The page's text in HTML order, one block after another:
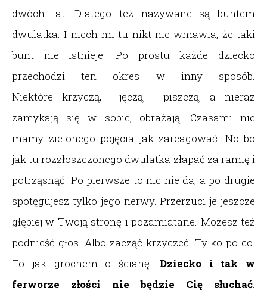
dwóch lat. Dlatego też nazywane są buntem
dwulatka. I niech mi tu nikt nie wmawia, że taki
bunt nie istnieje. Po prostu każde dziecko
przechodzi ten okres w inny sposób.
Niektóre krzyczą, jęczą, piszczą, a nieraz
zamykają się w sobie, obrażają. Czasami nie
mamy zielonego pojęcia jak zareagować. No bo
jak tu rozzłoszczonego dwulatka złapać za ramię i
potrząsnąć. Po pierwsze to nic nie da, a po drugie
spotęgujesz tylko jego nerwy. Przerzuci je jeszcze
głębiej w Twoją stronę i pozamiatane. Możesz też
podnieść głos. Albo zacząć krzyczeć. Tylko po co.
To jak grochem o ścianę. Dziecko i tak w
ferworze złości nie będzie Cię słuchać